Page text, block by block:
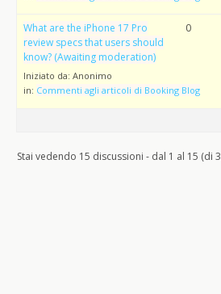
What are the iPhone 17 Pro
review specs that users should
know? (Awaiting moderation)
Iniziato da: Anonimo
in: Commenti agli articoli di Booking Blog
0
Stai vedendo 15 discussioni - dal 1 al 15 (di